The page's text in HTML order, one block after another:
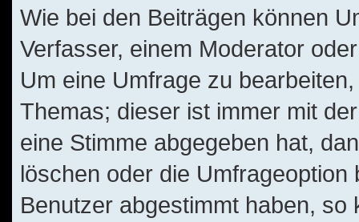
Wie bei den Beiträgen können
Verfasser, einem Moderator
Um eine Umfrage zu
Themas; dieser ist immer mit
eine Stimme abgegeben hat,
löschen oder die
Benutzer abgestimmt haben,